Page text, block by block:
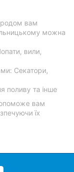
вам
можна
вили,
Секатори,
поливу та інше
вам
їх